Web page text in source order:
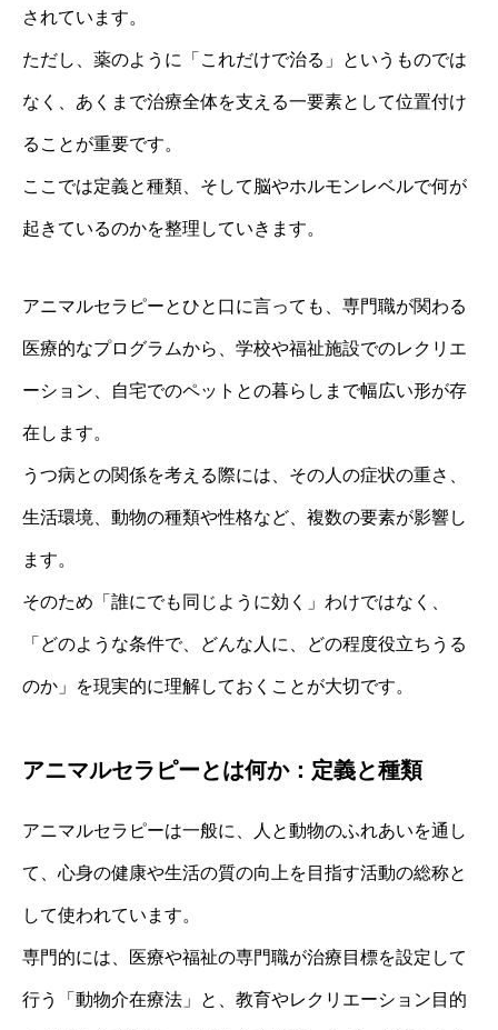
されています。
ただし、薬のように「これだけで治る」というものでは
なく、あくまで治療全体を支える一要素として位置付け
ることが重要です。
ここでは定義と種類、そして脳やホルモンレベルで何が
起きているのかを整理していきます。
アニマルセラピーとひと口に言っても、専門職が関わる
医療的なプログラムから、学校や福祉施設でのレクリエ
ーション、自宅でのペットとの暮らしまで幅広い形が存
在します。
うつ病との関係を考える際には、その人の症状の重さ、
生活環境、動物の種類や性格など、複数の要素が影響し
ます。
そのため「誰にでも同じように効く」わけではなく、
「どのような条件で、どんな人に、どの程度役立ちうる
のか」を現実的に理解しておくことが大切です。
アニマルセラピーとは何か：定義と種類
アニマルセラピーは一般に、人と動物のふれあいを通し
て、心身の健康や生活の質の向上を目指す活動の総称と
して使われています。
専門的には、医療や福祉の専門職が治療目標を設定して
行う「動物介在療法」と、教育やレクリエーション目的